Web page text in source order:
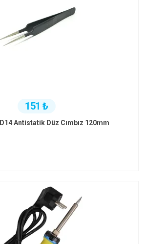
151 ₺
Antistatik Düz Cımbız 120mm